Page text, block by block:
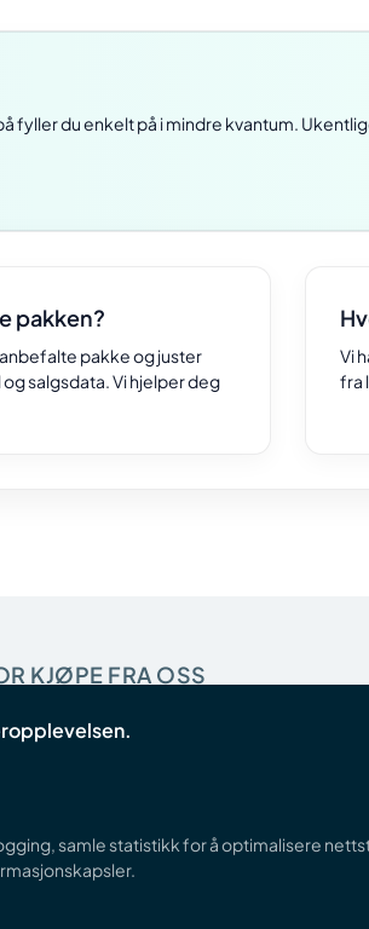
du enkelt på i mindre kvantum.
pakken?
anbefalte pakke og juster
salgsdata. Vi hjelper deg
Vi
fra
KJØPE FRA OSS
samle statistikk for å optimalisere